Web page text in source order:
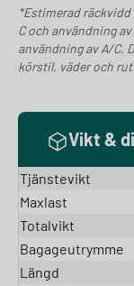
*Estimerad
C och användning
användning av A/C.
körstil, väder och
Vikt &
Tjänstevikt
Maxlast
Totalvikt
Bagageutrymme
Längd